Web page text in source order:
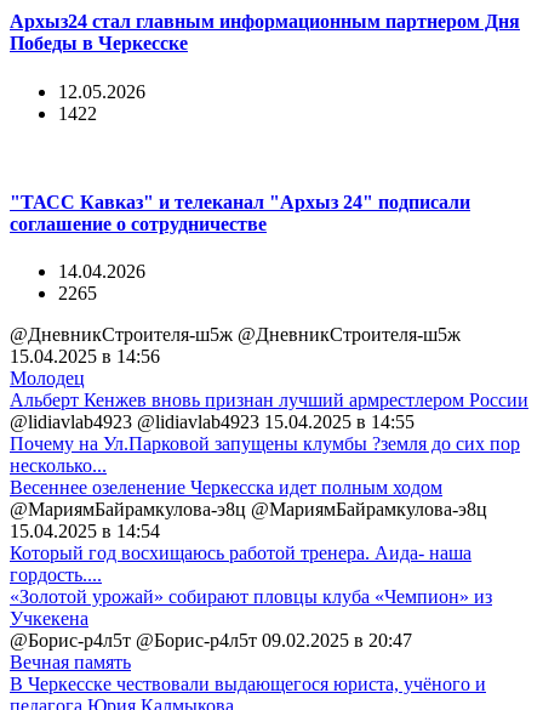
Архыз24 стал главным информационным партнером Дня
Победы в Черкесске
12.05.2026
1422
"ТАСС Кавказ" и телеканал "Архыз 24" подписали
соглашение о сотрудничестве
14.04.2026
2265
@ДневникСтроителя-ш5ж @ДневникСтроителя-ш5ж
15.04.2025 в 14:56
Молодец
Альберт Кенжев вновь признан лучший армрестлером России
@lidiavlab4923 @lidiavlab4923 15.04.2025 в 14:55
Почему на Ул.Парковой запущены клумбы ?земля до сих пор
несколько...
Весеннее озеленение Черкесска идет полным ходом
@МариямБайрамкулова-э8ц @МариямБайрамкулова-э8ц
15.04.2025 в 14:54
Который год восхищаюсь работой тренера. Аида- наша
гордость....
«Золотой урожай» собирают пловцы клуба «Чемпион» из
Учкекена
@Борис-р4л5т @Борис-р4л5т 09.02.2025 в 20:47
Вечная память
В Черкесске чествовали выдающегося юриста, учёного и